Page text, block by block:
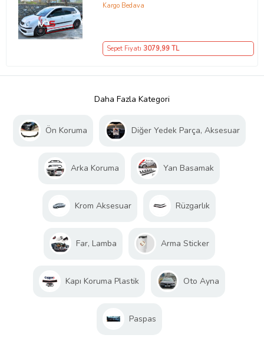
Kargo Bedava
Sepet Fiyatı 3079,99 TL
Daha Fazla Kategori
Ön Koruma Diğer Yedek Parça, Aksesuar
Arka Koruma Yan Basamak
Krom Aksesuar Rüzgarlık
Far, Lamba Arma Sticker
Kapı Koruma Plastik Oto Ayna
Paspas